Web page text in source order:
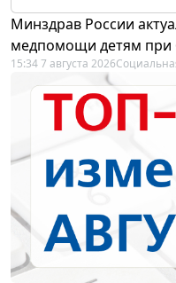
Минздрав России
медпомощи детям при
15:34 7 августа 2026